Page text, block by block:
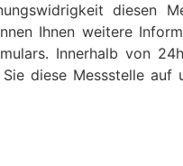
diesen
Ihnen weitere
Innerhalb von
diese Messstelle auf